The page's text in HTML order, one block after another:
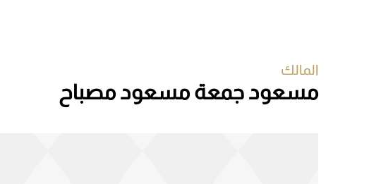
المالك
مسعود جمعة مسعود مصباح